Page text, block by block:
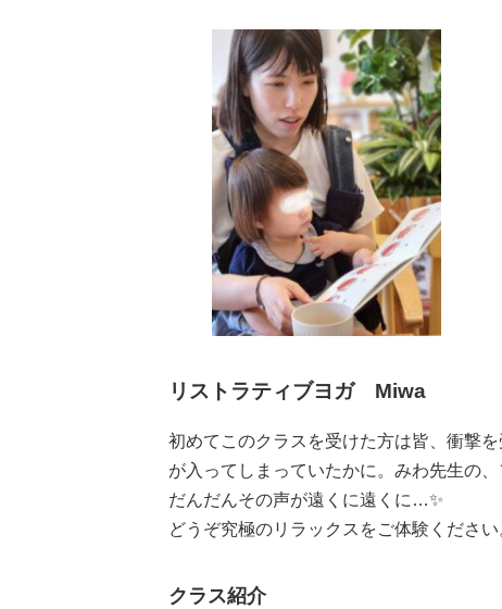
リストラティブヨガ Miwa
初めてこのクラスを受けた方は皆、衝撃
が入ってしまっていたかに。みわ先生の
だんだんその声が遠くに遠くに…✨
どうぞ究極のリラックスをご体験ください
クラス紹介